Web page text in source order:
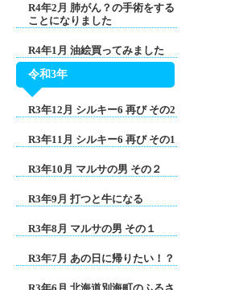
R4年2月 肺がん？の手術をする
ことになりました
R4年1月 油絵買ってみました
令和3年
R3年12月 シルキー6 再び その2
R3年11月 シルキー6 再び その1
R3年10月 マルサの男 その２
R3年9月 打つと牛になる
R3年8月 マルサの男 その１
R3年7月 あの日に帰りたい！？